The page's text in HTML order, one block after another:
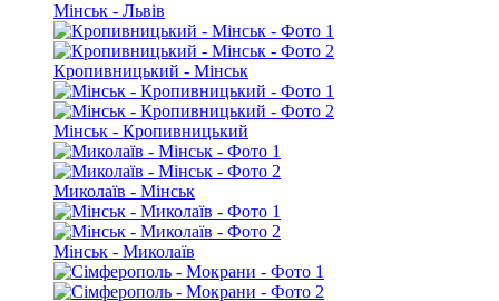
Мінськ - Львів
Кропивницький - Мінськ
Мінськ - Кропивницький
Миколаїв - Мінськ
Мінськ - Миколаїв